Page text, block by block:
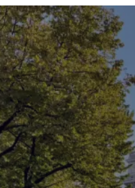
Aller
au
contenu
Log In